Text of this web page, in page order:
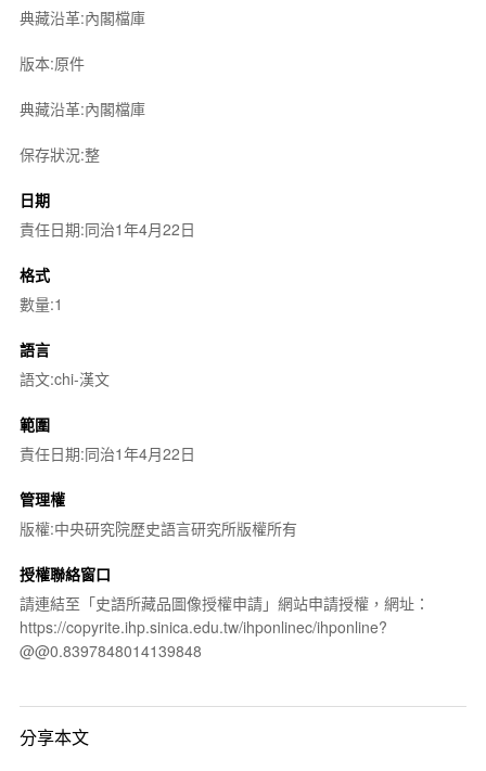
典藏沿革:內閣檔庫
版本:原件
典藏沿革:內閣檔庫
保存狀況:整
日期
責任日期:同治1年4月22日
格式
數量:1
語言
語文:chi-漢文
範圍
責任日期:同治1年4月22日
管理權
版權:中央研究院歷史語言研究所版權所有
授權聯絡窗口
請連結至「史語所藏品圖像授權申請」網站申請授權，網址：
https://copyrite.ihp.sinica.edu.tw/ihponlinec/ihponline?
@@0.8397848014139848
分享本文